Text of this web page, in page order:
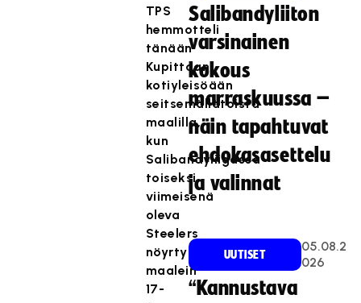
TPS
hemmotteli
tänään
Kupittaan
kotiyleisöään
seitsemällätoista
maalilla,
kun
Salibandyliigassa
toiseksi
viimeisenä
oleva
Steelers
nöyrtyi
maalein
17-
Salibandyliiton
varsinainen
kokous
marraskuussa –
näin tapahtuvat
ehdokasasettelu
ja valinnat
UUTISET
05.08.2
026
“Kannustava